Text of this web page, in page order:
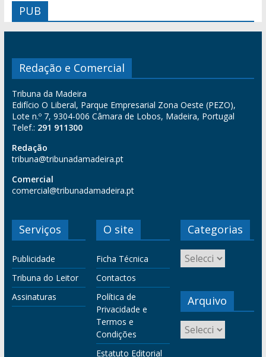
PUB
Redação e Comercial
Tribuna da Madeira
Edifício O Liberal, Parque Empresarial Zona Oeste (PEZO),
Lote n.º 7, 9304-006 Câmara de Lobos, Madeira, Portugal
Telef.: 291 911300
Redação
tribuna@tribunadamadeira.pt
Comercial
comercial@tribunadamadeira.pt
Serviços
Publicidade
Tribuna do Leitor
Assinaturas
O site
Ficha Técnica
Contactos
Política de
Privacidade e
Termos e
Condições
Estatuto Editorial
Categorias
Arquivo